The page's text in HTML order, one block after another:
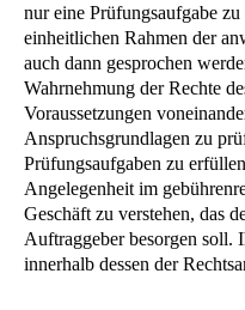
nur eine Prüfungsaufgabe
einheitlichen Rahmen der
auch dann gesprochen
Wahrnehmung der Rechte
Voraussetzungen
Anspruchsgrundlagen zu
Prüfungsaufgaben zu
Angelegenheit im
Geschäft zu verstehen, das
Auftraggeber besorgen soll.
innerhalb dessen der